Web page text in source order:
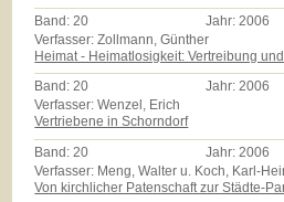
Band:20 Jahr:2006
Verfasser: Zollmann, Günther
Heimat - Heimatlosigkeit: Vertreibung
Band:20 Jahr:2006
Verfasser: Wenzel, Erich
Vertriebene in Schorndorf
Band: 20 Jahr: 2006
Verfasser: Meng, Walter u. Koch, Karl-
Von kirchlicher Patenschaft zur Städte-